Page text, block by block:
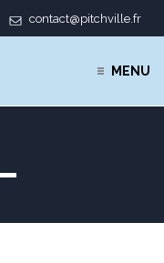
contact@pitchville.fr
MENU